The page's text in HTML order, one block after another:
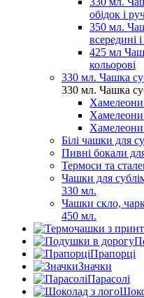
обідок і
350 мл.
всередині
425 мл
кольорові
330 мл. Чашка
330 мл. Чашка
Хамелеони
Хамелеони
Хамелеони
Білі чашки для
Пивні бокали
Термоси та
Чашки для
330 мл.
Чашки скло,
450 мл.
Прапорці
Значки
Парасолі